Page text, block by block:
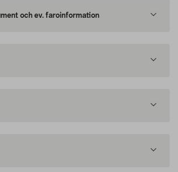
och ev. faroinformation